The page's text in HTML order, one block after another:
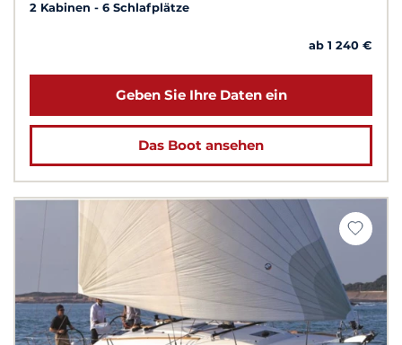
2 Kabinen
6 Schlafplätze
ab 1 240 €
Geben Sie Ihre Daten ein
Das Boot ansehen